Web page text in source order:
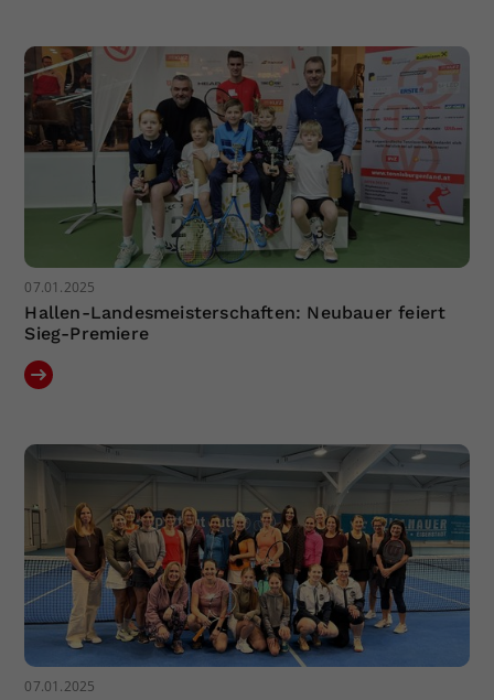
07.01.2025
Hallen-Landesmeisterschaften: Neubauer feiert
Sieg-Premiere
07.01.2025